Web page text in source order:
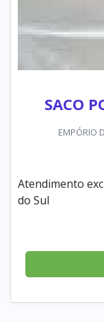
SACO
EMPÓRIO
Atendimento
do Sul